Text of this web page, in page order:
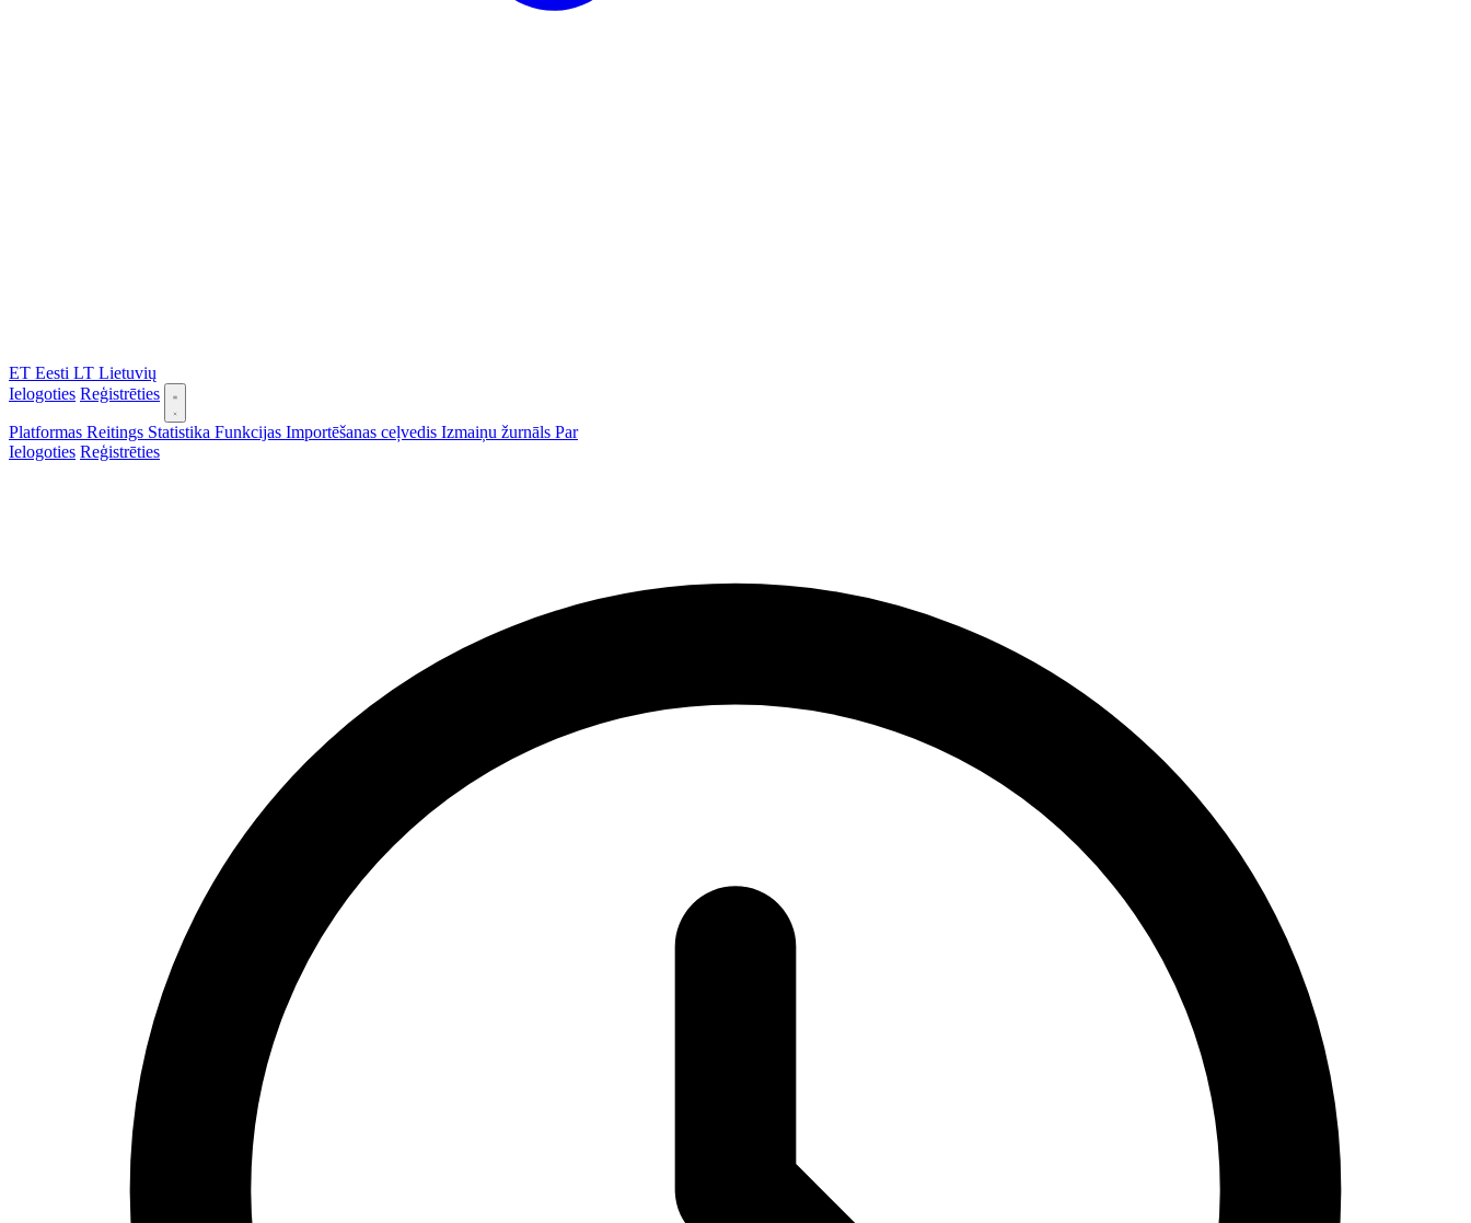
ET Eesti LT Lietuvių
Ielogoties Reģistrēties
Platformas Reitings Statistika Funkcijas Importēšanas ceļvedis Izmaiņu žurnāls Par
Ielogoties Reģistrēties